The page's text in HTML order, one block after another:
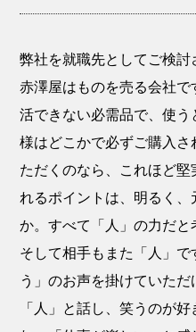
弊社を就職先としてご検討
赤澤屋はものを売る会社
活できない必需品で、使
様はどこかで必ずご購入
ただくのなら、これほど
れるポイントは、明るく
か。すべて「人」の力だと
そして相手もまた「人」
う」のお声を掛けていただ
「人」と話し、笑うのが